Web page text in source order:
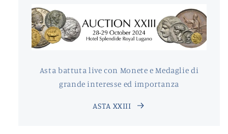
Asta battuta live con Monete e Medaglie di
grande interesse ed importanza
ASTA XXIII